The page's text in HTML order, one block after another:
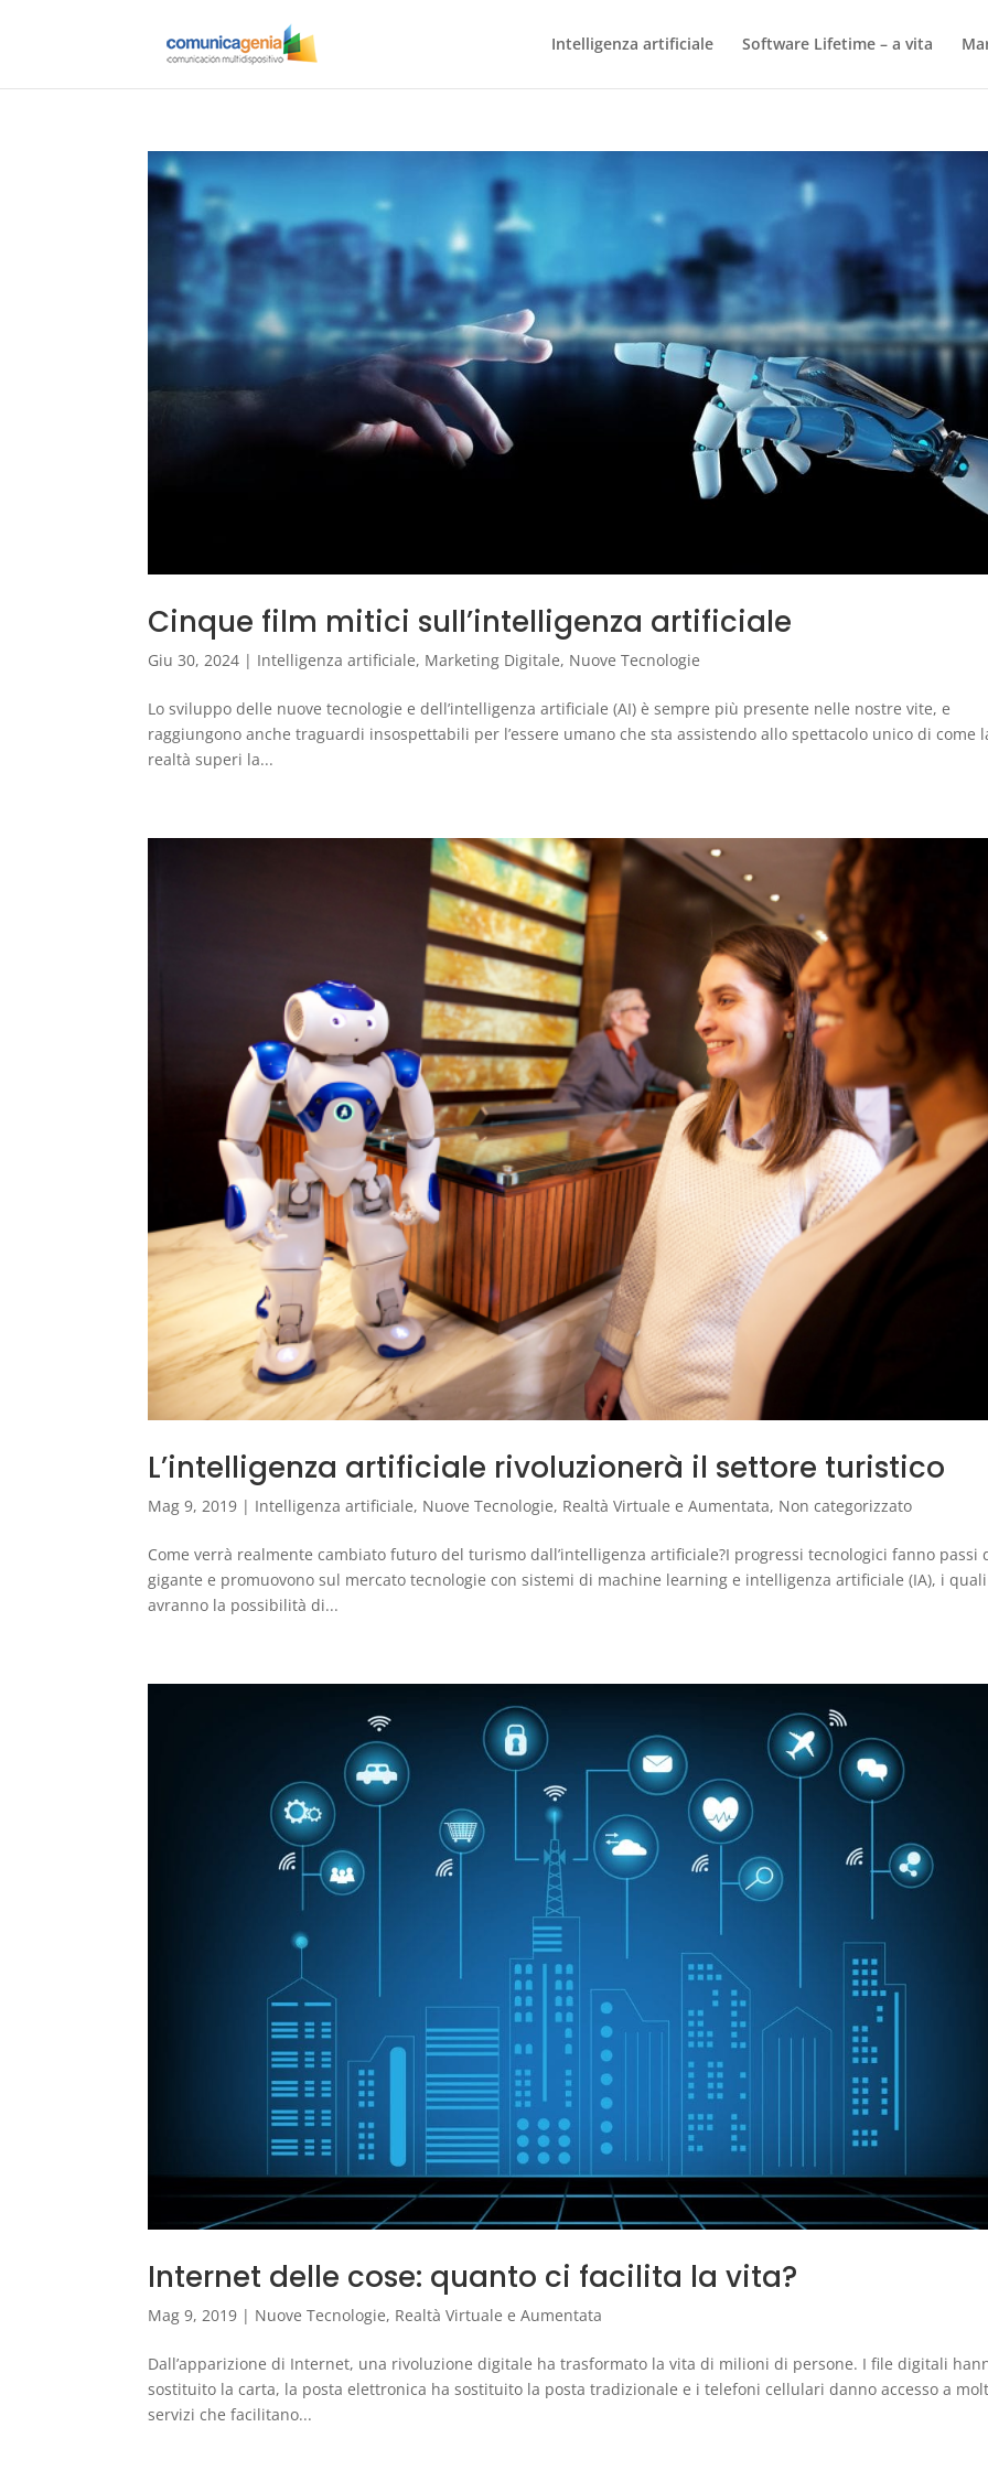
Intelligenza artificiale Software Lifetime – a vita
Cinque film mitici sull’intelligenza artificiale
Giu 30, 2024 | Intelligenza artificiale, Marketing Digitale, Nuove Tecnologie
Lo sviluppo delle nuove tecnologie e dell’intelligenza artificiale (AI) è sempre più presente nelle nostre vite, e
raggiungono anche traguardi insospettabili per l’essere umano che sta assistendo allo spettacolo unico di come
realtà superi la...
L’intelligenza artificiale rivoluzionerà il settore turistico
Mag 9, 2019 | Intelligenza artificiale, Nuove Tecnologie, Realtà Virtuale e Aumentata, Non categorizzato
Come verrà realmente cambiato futuro del turismo dall’intelligenza artificiale?I progressi tecnologici fanno passi
gigante e promuovono sul mercato tecnologie con sistemi di machine learning e intelligenza artificiale (IA), i quali
avranno la possibilità di...
Internet delle cose: quanto ci facilita la vita?
Mag 9, 2019 | Nuove Tecnologie, Realtà Virtuale e Aumentata
Dall’apparizione di Internet, una rivoluzione digitale ha trasformato la vita di milioni di persone. I file digitali
sostituito la carta, la posta elettronica ha sostituito la posta tradizionale e i telefoni cellulari danno accesso a
servizi che facilitano...